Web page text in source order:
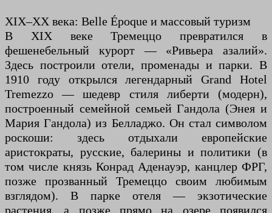
XIX–XX века: Belle Époque и массовый туризм
В XIX веке Тремеццо превратился в
фешенебельный курорт — «Ривьера азалий».
Здесь построили отели, променады и парки. В
1910 году открылся легендарный Grand Hotel
Tremezzo — шедевр стиля либерти (модерн),
построенный семейной семьей Гандола (Энея и
Мария Гандола) из Белладжо. Он стал символом
роскоши: здесь отдыхали европейские
аристократы, русские, балерины и политики (в
том числе князь Конрад Аденауэр, канцлер ФРГ,
позже прозванный Тремеццо своим любимым
взглядом). В парке отеля — экзотические
растения, а позже прямо на озере появился